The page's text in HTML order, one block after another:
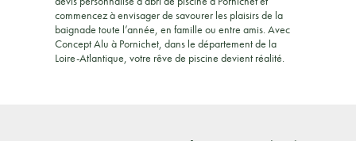
commencez à envisager de savourer les plaisirs de la
baignade toute l’année, en famille ou entre amis. Avec
Concept Alu à Pornichet, dans le département de la
Loire-Atlantique, votre rêve de piscine devient réalité.